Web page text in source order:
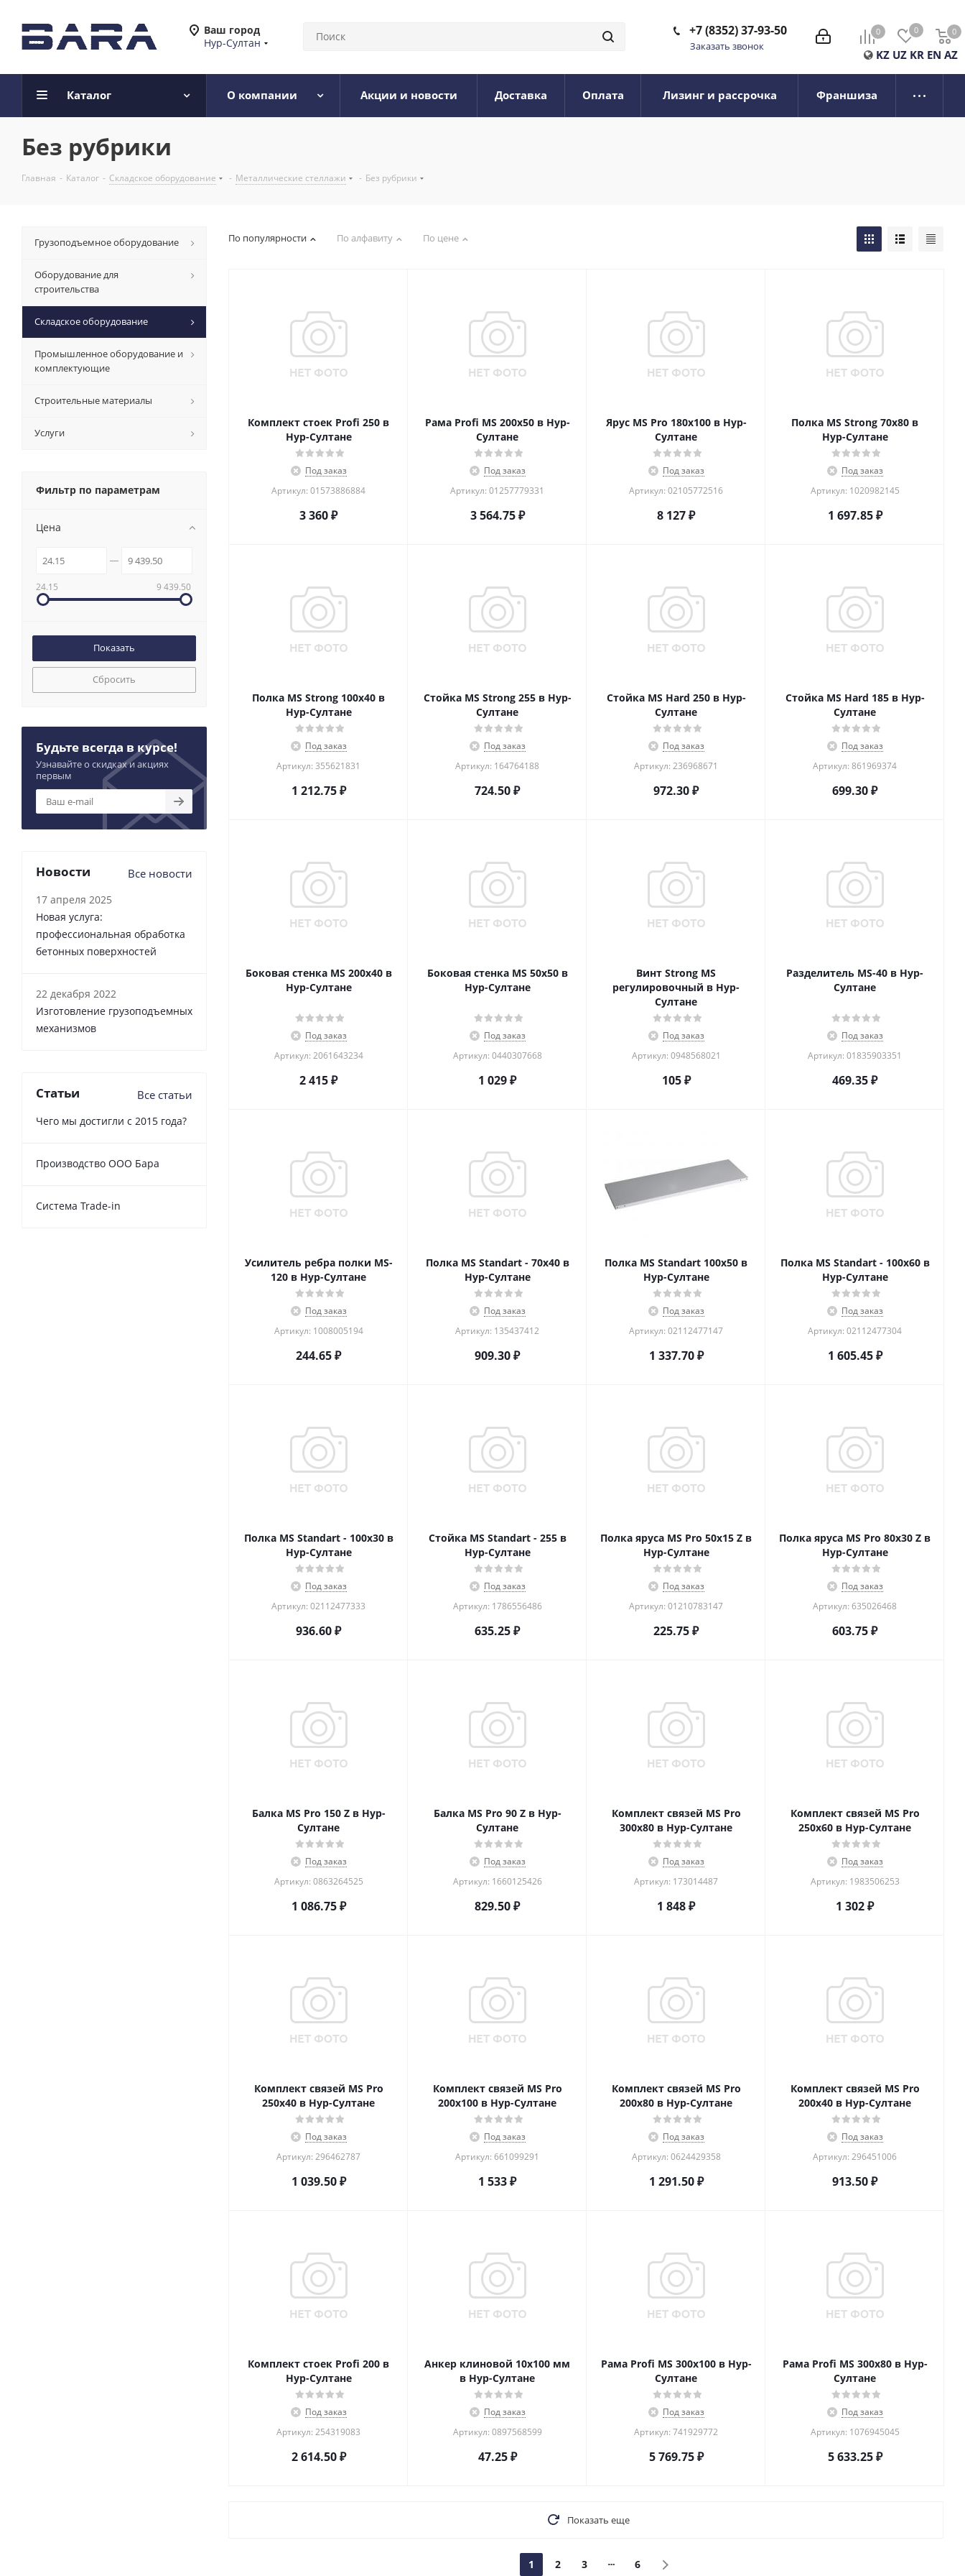
Ваш город
Нур-Султан
0 0 0
0
KZ UZ KR EN AZ
+7 (8352) 37-93-50
Заказать звонок
Каталог О компании Акции и новости Доставка Оплата Лизинг и рассрочка Франшиза
Без рубрики
Главная - Каталог - Складское оборудование - Металлические стеллажи - Без рубрики
По популярности По алфавиту По цене
Комплект стоек Profi 250 в
Нур-Султане
Под заказ
Артикул: 01573886884
3 360₽
Рама Profi MS 200х50 в Нур-
Султане
Под заказ
Артикул: 01257779331
3 564.75₽
Ярус MS Pro 180х100 в Нур-
Султане
Под заказ
Артикул: 02105772516
8 127₽
Полка MS Strong 70x80 в
Нур-Султане
Под заказ
Артикул: 1020982145
1 697.85₽
Полка MS Strong 100x40 в
Нур-Султане
Под заказ
Артикул: 355621831
1 212.75₽
Стойка MS Strong 255 в Нур-
Султане
Под заказ
Артикул: 164764188
724.50₽
Стойка MS Hard 250 в Нур-
Султане
Под заказ
Артикул: 236968671
972.30₽
Стойка MS Hard 185 в Нур-
Султане
Под заказ
Артикул: 861969374
699.30₽
Боковая стенка MS 200x40 в
Нур-Султане
Под заказ
Артикул: 2061643234
2 415₽
Боковая стенка MS 50x50 в
Нур-Султане
Под заказ
Артикул: 0440307668
1 029₽
Винт Strong MS
регулировочный в Нур-
Султане
Под заказ
Артикул: 0948568021
105₽
Разделитель MS-40 в Нур-
Султане
Под заказ
Артикул: 01835903351
469.35₽
Усилитель ребра полки MS-
120 в Нур-Султане
Под заказ
Артикул: 1008005194
244.65₽
Полка MS Standart - 70х40 в
Нур-Султане
Под заказ
Артикул: 135437412
909.30₽
Полка MS Standart 100х50 в
Нур-Султане
Под заказ
Артикул: 02112477147
1 337.70₽
Полка MS Standart - 100х60 в
Нур-Султане
Под заказ
Артикул: 02112477304
1 605.45₽
Полка MS Standart - 100х30 в
Нур-Султане
Под заказ
Артикул: 02112477333
936.60₽
Стойка MS Standart - 255 в
Нур-Султане
Под заказ
Артикул: 1786556486
635.25₽
Полка яруса MS Pro 50х15 Z в
Нур-Султане
Под заказ
Артикул: 01210783147
225.75₽
Полка яруса MS Pro 80x30 Z в
Нур-Султане
Под заказ
Артикул: 635026468
603.75₽
Балка MS Pro 150 Z в Нур-
Султане
Под заказ
Артикул: 0863264525
1 086.75₽
Балка MS Pro 90 Z в Нур-
Султане
Под заказ
Артикул: 1660125426
829.50₽
Комплект связей MS Pro
300x80 в Нур-Султане
Под заказ
Артикул: 173014487
1 848₽
Комплект связей MS Pro
250x60 в Нур-Султане
Под заказ
Артикул: 1983506253
1 302₽
Комплект связей MS Pro
250x40 в Нур-Султане
Под заказ
Артикул: 296462787
1 039.50₽
Комплект связей MS Pro
200x100 в Нур-Султане
Под заказ
Артикул: 661099291
1 533₽
Комплект связей MS Pro
200x80 в Нур-Султане
Под заказ
Артикул: 0624429358
1 291.50₽
Комплект связей MS Pro
200x40 в Нур-Султане
Под заказ
Артикул: 296451006
913.50₽
Комплект стоек Profi 200 в
Нур-Султане
Под заказ
Артикул: 254319083
2 614.50₽
Анкер клиновой 10х100 мм
в Нур-Султане
Под заказ
Артикул: 0897568599
47.25₽
Рама Profi MS 300х100 в Нур-
Султане
Под заказ
Артикул: 741929772
5 769.75₽
Рама Profi MS 300х80 в Нур-
Султане
Под заказ
Артикул: 1076945045
5 633.25₽
Показать еще
1 2 3 6
Грузоподъемное оборудование
Оборудование для
строительства
Складское оборудование
Промышленное оборудование и
комплектующие
Строительные материалы
Услуги
Фильтр по параметрам
Цена
24.15 9 439.50
Сбросить
Будьте всегда в курсе!
Узнавайте о скидках и акциях
первым
Новости Все новости
17 апреля 2025
Новая услуга:
профессиональная обработка
бетонных поверхностей
22 декабря 2022
Изготовление грузоподъемных
механизмов
Статьи Все статьи
Чего мы достигли с 2015 года?
Производство ООО Бара
Cистема Trade-in